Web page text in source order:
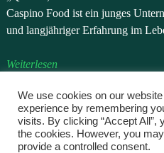
Caspino Food ist ein junges
und langjähriger Erfahrung im
Weiterlesen
Datenschutzerklärung
Wir verarbeiten
Rahmen einer Bestellung, einer
Kontaktaufnahme freiwillig
We use cookies on our
experience by remembering
visits. By clicking “Accept All”,
the cookies. However, you
provide a controlled consent.